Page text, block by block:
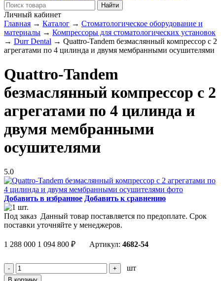
Личный кабинет
Главная → Каталог → Стоматологическое оборудование и
материалы → Компрессоры для стоматологических установок
→ Durr Dental → Quattro-Tandem безмаслянный компрессор с 2
агрегатами по 4 цилинда и двумя мембранными осушителями
Quattro-Tandem
безмаслянный компрессор с 2
агрегатами по 4 цилинда и
двумя мембранными
осушителями
5.0
Добавить в избранное Добавить к сравнению
Под заказ Данный товар поставляется по предоплате. Срок
поставки уточняйте у менеджеров.
1 288 000 1 094 800 ₽ Артикул: 4682-54
шт